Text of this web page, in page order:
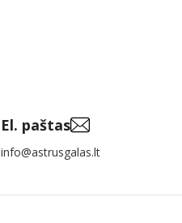
El. paštas
info@astrusgalas.lt